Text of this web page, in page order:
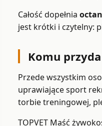
Całość dopełnia
jest krótki i czytelny:
Komu
Przede wszystkim
uprawiające sport
torbie treningowej,
TOPVET Maść